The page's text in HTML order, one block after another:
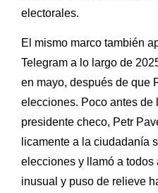
electorales.
El mismo marco también
Telegram a lo largo de
en mayo, después de que
elecciones. Poco antes de
presidente checo, Petr
licamente a la ciudadanía
elecciones y llamó a todos
inusual y puso de relieve